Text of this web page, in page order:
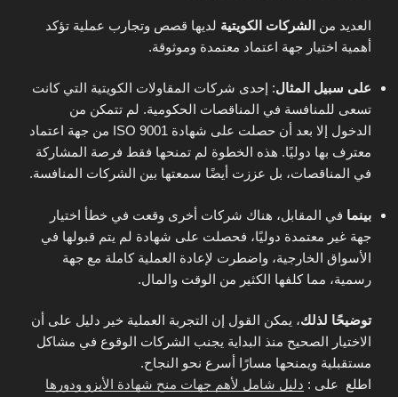
العديد من الشركات الكويتية لديها قصص وتجارب عملية تؤكد
أهمية اختيار جهة اعتماد معتمدة وموثوقة.
على سبيل المثال: إحدى شركات المقاولات الكويتية التي كانت
تسعى للمنافسة في المناقصات الحكومية. لم تتمكن من
الدخول إلا بعد أن حصلت على شهادة ISO 9001 من جهة اعتماد
معترف بها دوليًا. هذه الخطوة لم تمنحها فقط فرصة المشاركة
في المناقصات، بل عززت أيضًا سمعتها بين الشركات المنافسة.
بينما في المقابل، هناك شركات أخرى وقعت في خطأ اختيار
جهة غير معتمدة دوليًا، فحصلت على شهادة لم يتم قبولها في
الأسواق الخارجية، واضطرت لإعادة العملية كاملة مع جهة
رسمية، مما كلفها الكثير من الوقت والمال.
توضيحًا لذلك، يمكن القول إن التجربة العملية خير دليل على أن
الاختيار الصحيح منذ البداية يجنب الشركات الوقوع في مشاكل
مستقبلية ويمنحها مسارًا أسرع نحو النجاح.
اطلع على : دليل شامل لأهم جهات منح شهادة الأيزو ودورها